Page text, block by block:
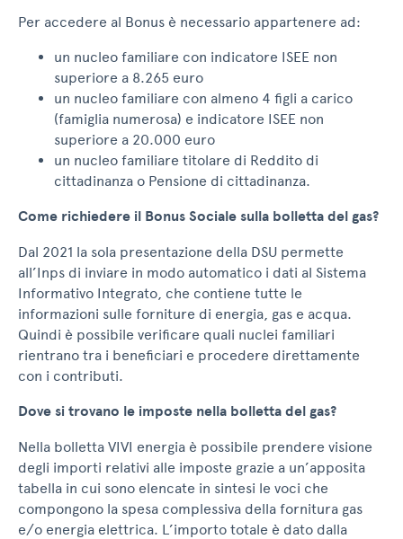
Per accedere al Bonus è necessario appartenere ad:
un nucleo familiare con indicatore ISEE non
superiore a 8.265 euro
un nucleo familiare con almeno 4 figli a carico
(famiglia numerosa) e indicatore ISEE non
superiore a 20.000 euro
un nucleo familiare titolare di Reddito di
cittadinanza o Pensione di cittadinanza.
Come richiedere il Bonus Sociale sulla bolletta del gas?
Dal 2021 la sola presentazione della DSU permette
all’Inps di inviare in modo automatico i dati al Sistema
Informativo Integrato, che contiene tutte le
informazioni sulle forniture di energia, gas e acqua.
Quindi è possibile verificare quali nuclei familiari
rientrano tra i beneficiari e procedere direttamente
con i contributi.
Dove si trovano le imposte nella bolletta del gas?
Nella bolletta VIVI energia è possibile prendere visione
degli importi relativi alle imposte grazie a un’apposita
tabella in cui sono elencate in sintesi le voci che
compongono la spesa complessiva della fornitura gas
e/o energia elettrica. L’importo totale è dato dalla